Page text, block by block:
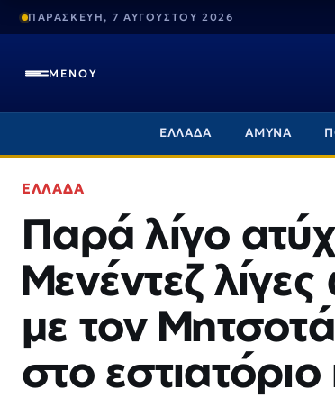
ΠΑΡΑΣΚΕΥΗ, 7 ΑΥΓΟΥΣΤΟΥ 2026
ΜΕΝΟΥ
ΕΛΛΑΔΑ ΑΜΥΝΑ
ΕΛΛΑΔΑ
Παρά λίγο
Μενέντεζ
με τον
στο